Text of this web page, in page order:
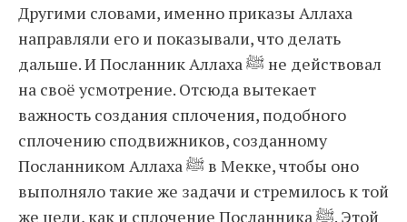
Другими словами, именно приказы Аллаха
направляли его и показывали, что делать
дальше. И Посланник Аллаха ﷺ не действовал
на своё усмотрение. Отсюда вытекает
важность создания сплочения, подобного
сплочению сподвижников, созданному
Посланником Аллаха ﷺ в Мекке, чтобы оно
выполняло такие же задачи и стремилось к той
же цели, как и сплочение Посланника ﷺ. Этой